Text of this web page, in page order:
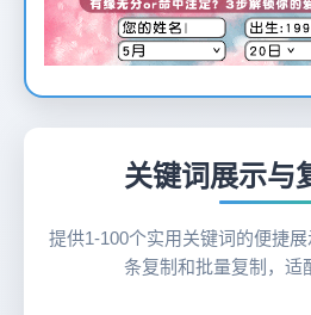
关键词展示与
提供1-100个实用关键词的便捷
条复制和批量复制，适